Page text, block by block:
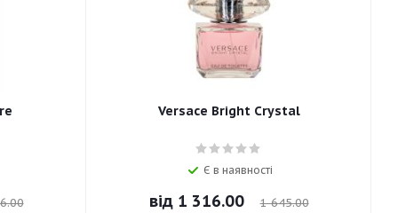
Versace Bright Crystal
Є в наявності
від 1 316.00 1 645.00